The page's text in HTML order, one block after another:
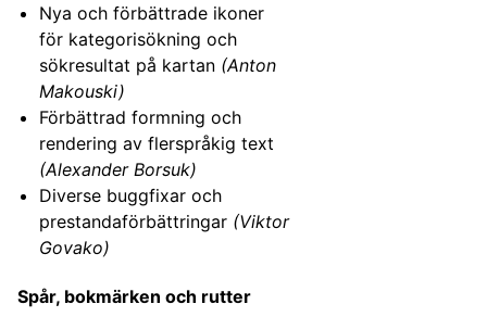
Nya och förbättrade ikoner
för kategorisökning och
sökresultat på kartan (Anton
Makouski)
Förbättrad formning och
rendering av flerspråkig text
(Alexander Borsuk)
Diverse buggfixar och
prestandaförbättringar (Viktor
Govako)
Spår, bokmärken och rutter